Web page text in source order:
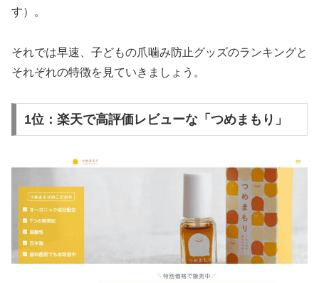
す）。
それでは早速、子どもの爪噛み防止グッズのランキングと
それぞれの特徴を見ていきましょう。
1位：楽天で高評価レビューな「つめまもり」